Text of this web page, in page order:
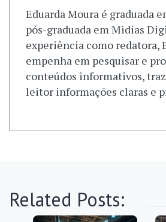
Eduarda Moura é graduada
pós-graduada em Midias
experiência como redatora,
empenha em pesquisar e
conteúdos informativos,
leitor informações claras e
Related Posts: